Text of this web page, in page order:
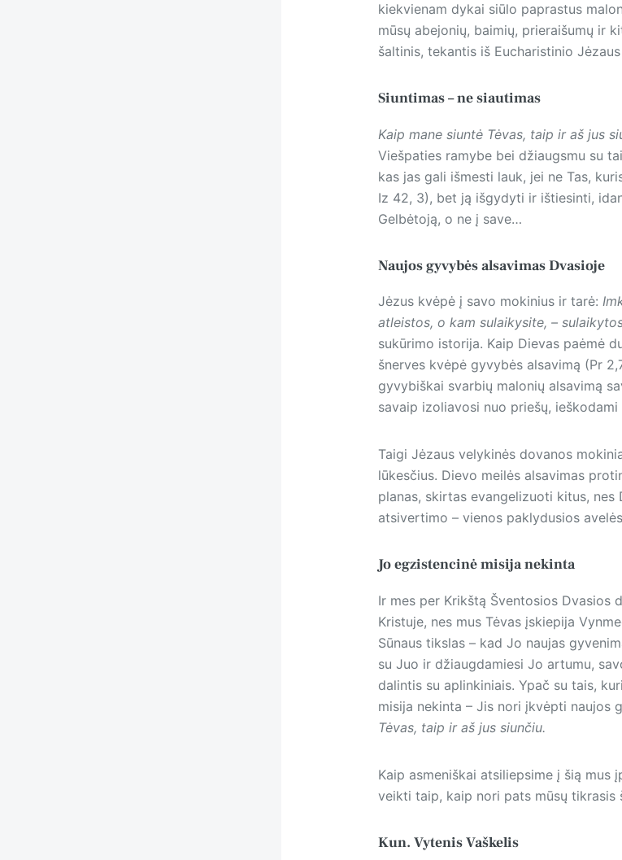
kiekvienam dykai siūlo paprastus
mūsų abejonių, baimių, prieraišumų ir
šaltinis, tekantis iš Eucharistinio
Siuntimas – ne siautimas
Kaip mane siuntė Tėvas, taip ir aš jus
Viešpaties ramybe bei džiaugsmu su
kas jas gali išmesti lauk, jei ne Tas,
Iz 42, 3), bet ją išgydyti ir ištiesinti,
Gelbėtoją, o ne į save…
Naujos gyvybės alsavimas Dvasioje
Jėzus kvėpė į savo mokinius ir tarė:
atleistos, o kam sulaikysite, –
sukūrimo istorija. Kaip Dievas paėmė
šnerves kvėpė gyvybės alsavimą (Pr
gyvybiškai svarbių malonių alsavimą
savaip izoliavosi nuo priešų,
Taigi Jėzaus velykinės dovanos
lūkesčius. Dievo meilės alsavimas
planas, skirtas evangelizuoti kitus, nes
atsivertimo – vienos paklydusios
Jo egzistencinė misija nekinta
Ir mes per Krikštą Šventosios Dvasios
Kristuje, nes mus Tėvas įskiepija
Sūnaus tikslas – kad Jo naujas
su Juo ir džiaugdamiesi Jo artumu,
dalintis su aplinkiniais. Ypač su tais,
misija nekinta – Jis nori įkvėpti naujos
Tėvas, taip ir aš jus siunčiu.
Kaip asmeniškai atsiliepsime į šią mus
veikti taip, kaip nori pats mūsų tikrasis
Kun. Vytenis Vaškelis